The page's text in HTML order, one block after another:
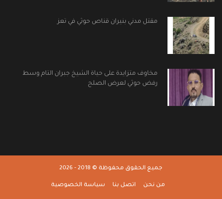
مقتل مدني بنيران قناص حوثي في تعز
مخاوف متزايدة على حياة الشيخ جبران التام وسط
رفض حوثي لعرض الصلح
جميع الحقوق محفوظة © 2018 - 2026
من نحن اتصل بنا سياسة الخصوصية